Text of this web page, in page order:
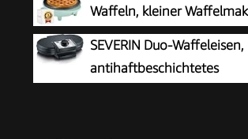
Waffeln, kleiner
Antihaftbeschichtung, für
Kindergeburtstage, Familienfeiern,
Weihnachten, Retro Design, 550
SEVERIN Duo-Waffeleisen,
antihaftbeschichtetes